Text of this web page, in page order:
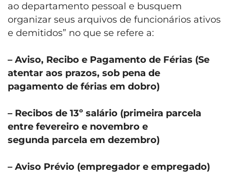
ao departamento pessoal e busquem
organizar seus arquivos de funcionários ativos
e demitidos” no que se refere a:
– Aviso, Recibo e Pagamento de Férias (Se
atentar aos prazos, sob pena de
pagamento de férias em dobro)
– Recibos de 13º salário (primeira parcela
entre fevereiro e novembro e
segunda parcela em dezembro)
– Aviso Prévio (empregador e empregado)